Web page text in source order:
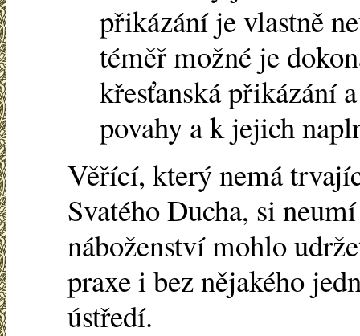
přikázání je vlastně
téměř možné je
křesťanská přikázání
povahy a k jejich
Věřící, který nemá
Svatého Ducha, si
náboženství mohlo
praxe i bez nějakého
ústředí.